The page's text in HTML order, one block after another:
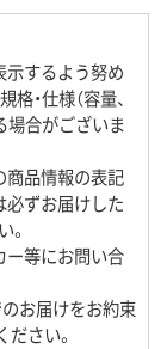
示するよう努め
・仕様（容量、
場合がございま
商品情報の表記
必ずお届けした
ー等にお問い合
のお届けをお約束
さい。